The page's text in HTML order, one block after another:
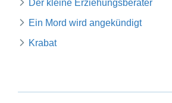
Der kleine Erziehungsberater
Ein Mord wird angekündigt
Krabat